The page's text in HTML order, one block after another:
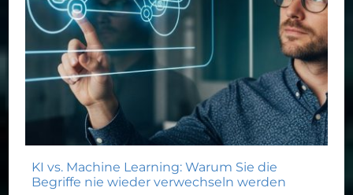
KI vs. Machine Learning: Warum Sie die
Begriffe nie wieder verwechseln werden